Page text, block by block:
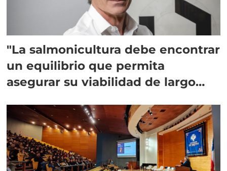
"La salmonicultura debe encontrar
un equilibrio que permita
asegurar su viabilidad de largo